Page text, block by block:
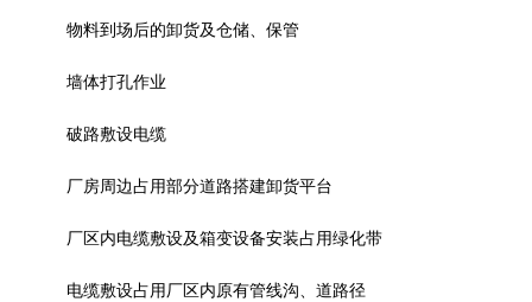
物料到场后的卸货及仓储、保管
墙体打孔作业
破路敷设电缆
厂房周边占用部分道路搭建卸货平台
厂区内电缆敷设及箱变设备安装占用绿化带
电缆敷设占用厂区内原有管线沟、道路径